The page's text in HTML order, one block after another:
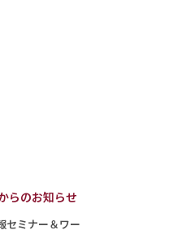
らのお知らせ
ミナー＆ワー